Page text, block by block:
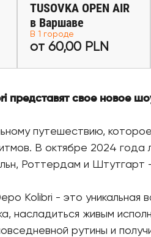
от 60,00 PLN
Купить билеты
TUSOVKA OPEN AIR
в Варшаве
В 1 городе
от 60,00 PLN
представят свое новое
путешествию,
В октябре 2024 года
Роттердам и Штутгарт
Kolibri - это уникальная
насладиться живым
рутины и